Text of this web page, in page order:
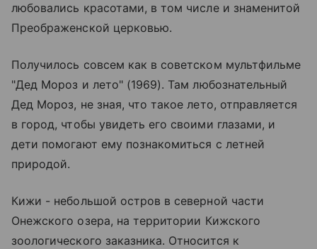
любовались красотами, в том числе и знаменитой
Преображенской церковью.
Получилось совсем как в советском мультфильме
"Дед Мороз и лето" (1969). Там любознательный
Дед Мороз, не зная, что такое лето, отправляется
в город, чтобы увидеть его своими глазами, и
дети помогают ему познакомиться с летней
природой.
Кижи - небольшой остров в северной части
Онежского озера, на территории Кижского
зоологического заказника. Относится к